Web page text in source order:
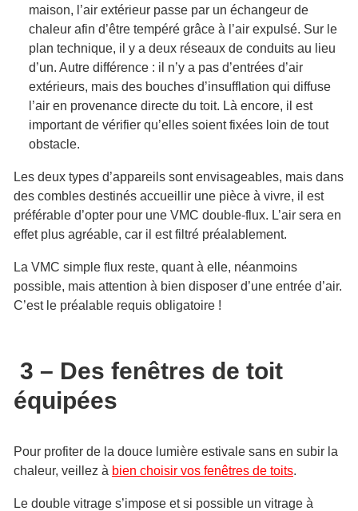
maison, l’air extérieur passe par un échangeur de
chaleur afin d’être tempéré grâce à l’air expulsé. Sur le
plan technique, il y a deux réseaux de conduits au lieu
d’un. Autre différence : il n’y a pas d’entrées d’air
extérieurs, mais des bouches d’insufflation qui diffuse
l’air en provenance directe du toit. Là encore, il est
important de vérifier qu’elles soient fixées loin de tout
obstacle.
Les deux types d’appareils sont envisageables, mais dans
des combles destinés accueillir une pièce à vivre, il est
préférable d’opter pour une VMC double-flux. L’air sera en
effet plus agréable, car il est filtré préalablement.
La VMC simple flux reste, quant à elle, néanmoins
possible, mais attention à bien disposer d’une entrée d’air.
C’est le préalable requis obligatoire !
3 – Des fenêtres de toit
équipées
Pour profiter de la douce lumière estivale sans en subir la
chaleur, veillez à bien choisir vos fenêtres de toits.
Le double vitrage s’impose et si possible un vitrage à